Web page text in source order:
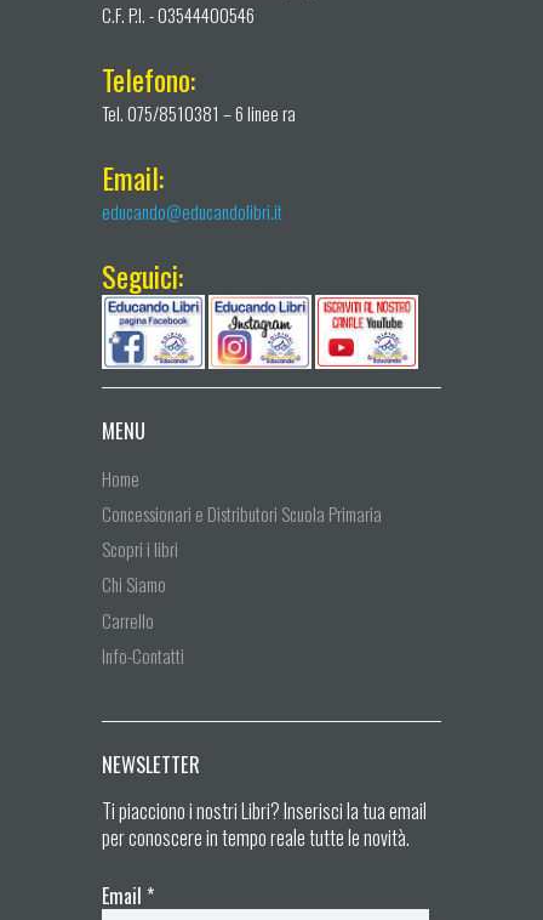
C.F. P.I. - 03544400546
Telefono:
Tel. 075/8510381 – 6 linee ra
Email:
educando@educandolibri.it
Seguici:
MENU
Home
Concessionari e Distributori Scuola Primaria
Scopri i libri
Chi Siamo
Carrello
Info-Contatti
NEWSLETTER
Ti piacciono i nostri Libri? Inserisci la tua email
per conoscere in tempo reale tutte le novità.
Email *